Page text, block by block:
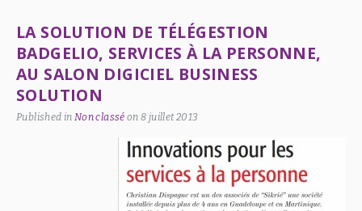
LA SOLUTION DE TÉLÉGESTION
BADGELIO, SERVICES À LA PERSONNE,
AU SALON DIGICIEL BUSINESS
SOLUTION
Published in Non classé on8 juillet 2013